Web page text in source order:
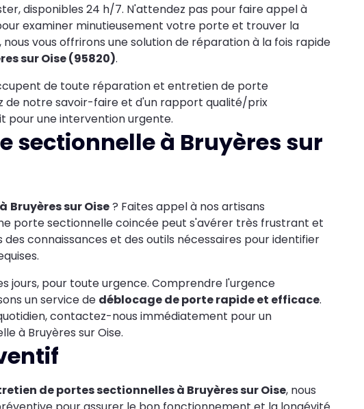
disponibles 24 h/7. N'attendez pas pour faire appel à
examiner minutieusement votre porte et trouver la
vous offrirons une solution de réparation à la fois rapide
sur Oise (95820).
de toute réparation et entretien de porte
de notre savoir-faire et d'un rapport qualité/prix
pour une intervention urgente.
sectionnelle à Bruyères sur
Bruyères sur Oise? Faites appel à nos artisans
porte sectionnelle coincée peut s'avérer très frustrant et
connaissances et des outils nécessaires pour identifier
jours, pour toute urgence. Comprendre l'urgence
un service de déblocage de porte rapide et efficace.
contactez-nous immédiatement pour un
à Bruyères sur Oise.
de portes sectionnelles à Bruyères sur Oise, nous